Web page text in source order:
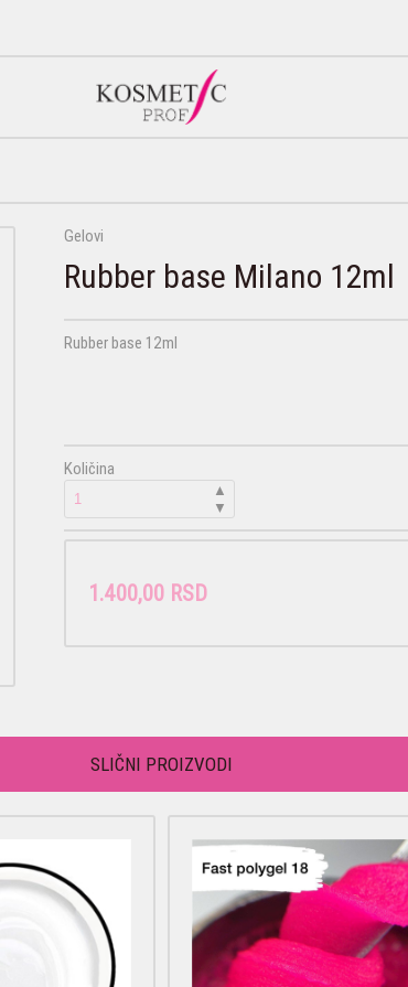
Gelovi
Rubber base Milano 12ml
Rubber base 12ml
Količina
▲
▼
1.400,00 RSD
SLIČNI PROIZVODI